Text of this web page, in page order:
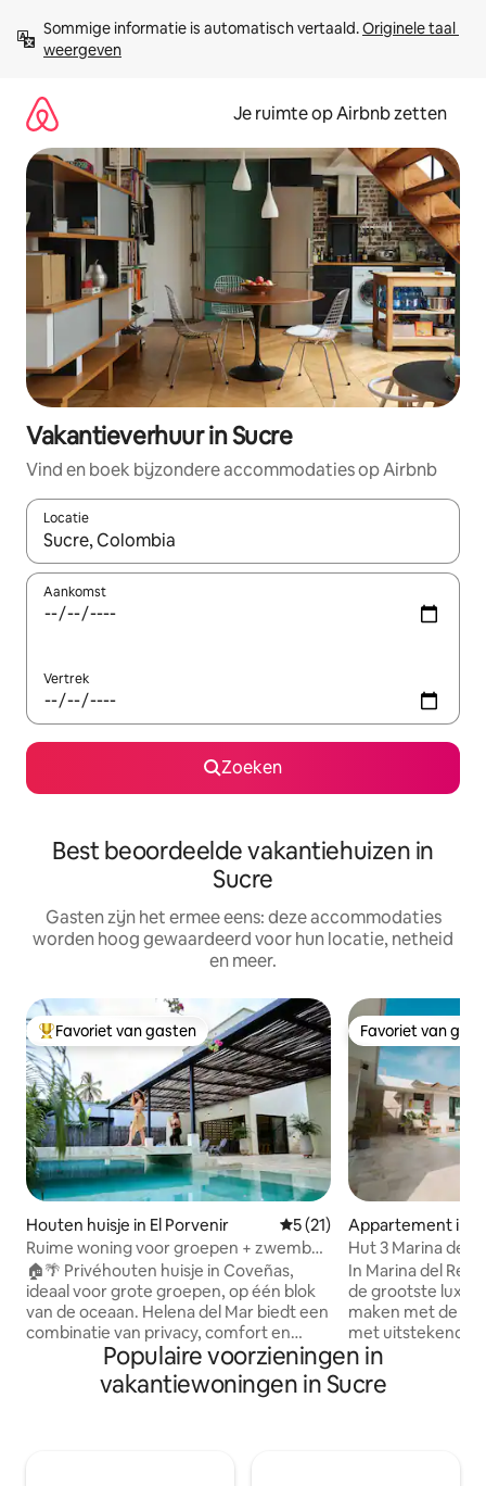
direct
naar
Sommige informatie is automatisch vertaald. Originele taal
weergeven
Je ruimte op Airbnb zetten
Vakantieverhuur in Sucre
Vind en boek bijzondere accommodaties op Airbnb
Locatie
Wanneer er suggesties beschikbaar zijn, maak je een keuze
Aankomst
Vertrek
Zoeken
Best beoordeelde vakantiehuizen in
Sucre
Gasten zijn het ermee eens: deze accommodaties
worden hoog gewaardeerd voor hun locatie, netheid
en meer.
Topfavoriet van gasten
Favoriet van gasten
Houten huisje in El Porvenir Gemiddelde beoordeling
5 (21)
Ruime woning voor groepen + zwembad
+ airco + wifi @Coveñas
🏠🌴 Privéhouten huisje in Coveñas,
ideaal voor grote groepen, op één blok
van de oceaan. Helena del Mar biedt een
combinatie van privacy, comfort en
ruime gedeelde ruimtes. 👨‍👧‍👧Perfect
voor gezinnen en vrienden, met hulp in
de keuken en bij de schoonmaak
Favoriet van
Favoriet van
Appartement in
Hut 3 Marina del
In Marina del Rey
de grootste luxe
maken met de
met uitstekende
ruimte
architectuur die
materialen van
Populaire voorzieningen in
vakantiewoningen in Sucre